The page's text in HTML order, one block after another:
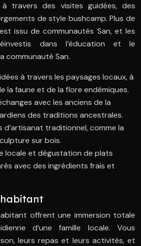
travers des visites guidées, des
de style bushcamp. Plus de
issu de communautés San, et les
dans l’éducation et le
communauté San.
à travers les paysages locaux, à
la faune et de la flore endémiques.
avec les anciens de la
des traditions ancestrales.
d’artisanat traditionnel, comme la
sur bois.
locale et dégustation de plats
avec des ingrédients frais et
offrent une immersion totale
d’une famille locale. Vous
leurs repas et leurs activités, et